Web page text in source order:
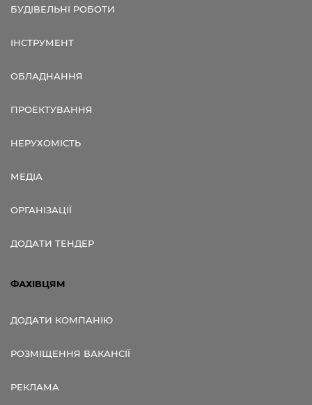
БУДІВЕЛЬНІ РОБОТИ
ІНСТРУМЕНТ
ОБЛАДНАННЯ
ПРОЕКТУВАННЯ
НЕРУХОМІСТЬ
МЕДІА
ОРГАНІЗАЦІЇ
ДОДАТИ ТЕНДЕР
ФАХІВЦЯМ
ДОДАТИ КОМПАНІЮ
РОЗМІЩЕННЯ ВАКАНСІЇ
РЕКЛАМА